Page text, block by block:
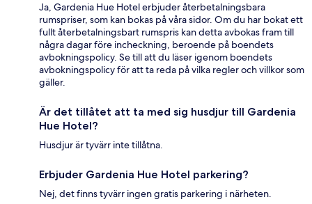
Ja, Gardenia Hue Hotel erbjuder återbetalningsbara
rumspriser, som kan bokas på våra sidor. Om du har bokat ett
fullt återbetalningsbart rumspris kan detta avbokas fram till
några dagar före incheckning, beroende på boendets
avbokningspolicy. Se till att du läser igenom boendets
avbokningspolicy för att ta reda på vilka regler och villkor som
gäller.
Är det tillåtet att ta med sig husdjur till Gardenia
Hue Hotel?
Husdjur är tyvärr inte tillåtna.
Erbjuder Gardenia Hue Hotel parkering?
Nej, det finns tyvärr ingen gratis parkering i närheten.